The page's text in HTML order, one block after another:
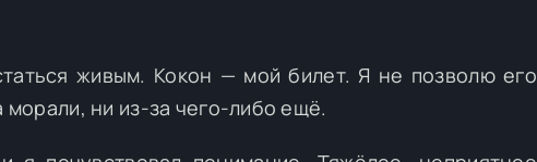
живым. Кокон — мой билет. Я не позволю его
морали, ни из-за чего-либо ещё.